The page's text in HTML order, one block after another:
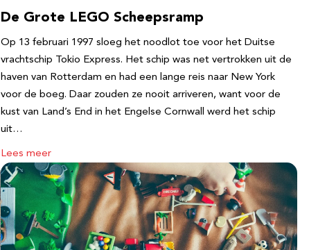
De Grote LEGO Scheepsramp
Op 13 februari 1997 sloeg het noodlot toe voor het Duitse
vrachtschip Tokio Express. Het schip was net vertrokken uit de
haven van Rotterdam en had een lange reis naar New York
voor de boeg. Daar zouden ze nooit arriveren, want voor de
kust van Land’s End in het Engelse Cornwall werd het schip
uit…
Lees meer